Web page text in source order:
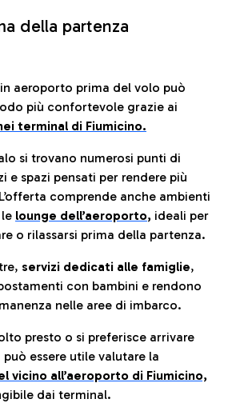
della partenza
aeroporto prima del volo può
più confortevole grazie ai
terminal di Fiumicino.
si trovano numerosi punti di
e spazi pensati per rendere più
comprende anche ambienti
lounge dell’aeroporto, ideali per
o rilassarsi prima della partenza.
servizi dedicati alle famiglie,
con bambini e rendono
nelle aree di imbarco.
presto o si preferisce arrivare
essere utile valutare la
vicino all’aeroporto di Fiumicino,
dai terminal.